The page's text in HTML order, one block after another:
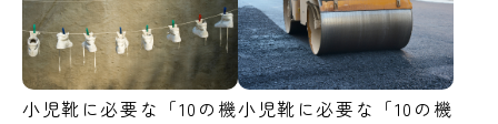
小児靴に必要な「10の機小児靴に必要な「10の機